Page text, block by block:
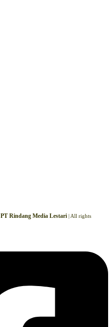
PT Rindang Media Lestari | All rights